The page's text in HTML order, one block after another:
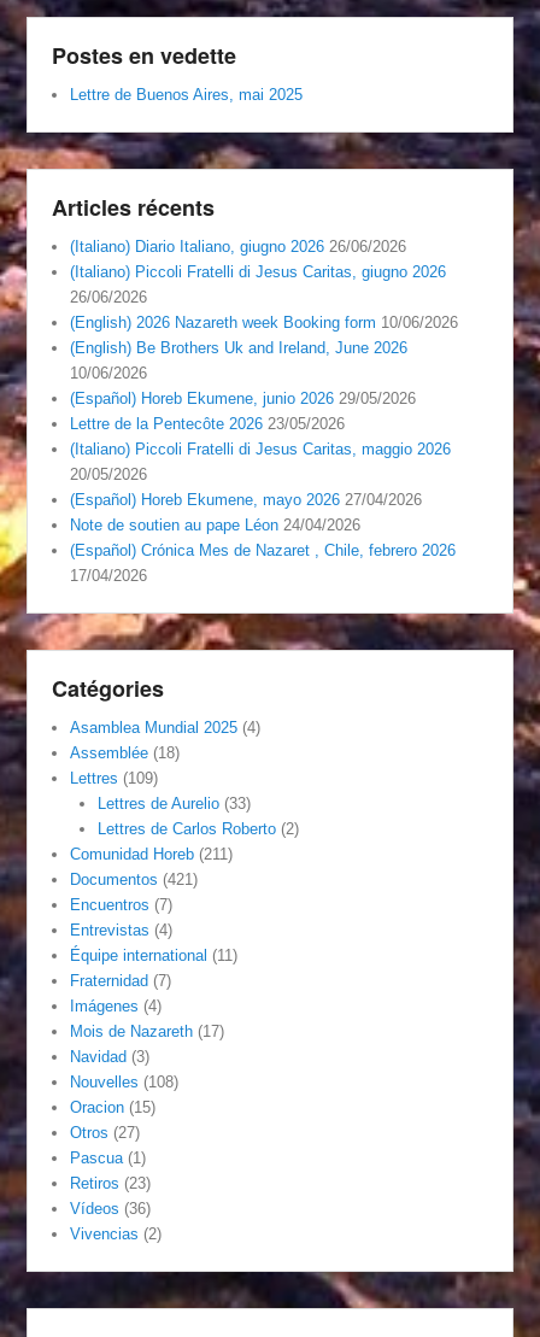
Postes en vedette
Lettre de Buenos Aires, mai 2025
Articles récents
(Italiano) Diario Italiano, giugno 2026 26/06/2026
(Italiano) Piccoli Fratelli di Jesus Caritas, giugno 2026
26/06/2026
(English) 2026 Nazareth week Booking form 10/06/2026
(English) Be Brothers Uk and Ireland, June 2026
10/06/2026
(Español) Horeb Ekumene, junio 2026 29/05/2026
Lettre de la Pentecôte 2026 23/05/2026
(Italiano) Piccoli Fratelli di Jesus Caritas, maggio 2026
20/05/2026
(Español) Horeb Ekumene, mayo 2026 27/04/2026
Note de soutien au pape Léon 24/04/2026
(Español) Crónica Mes de Nazaret , Chile, febrero 2026
17/04/2026
Catégories
Asamblea Mundial 2025 (4)
Assemblée (18)
Lettres (109)
Lettres de Aurelio(33)
Lettres de Carlos Roberto(2)
Comunidad Horeb (211)
Documentos (421)
Encuentros (7)
Entrevistas (4)
Équipe international (11)
Fraternidad (7)
Imágenes (4)
Mois de Nazareth (17)
Navidad (3)
Nouvelles (108)
Oracion (15)
Otros (27)
Pascua (1)
Retiros (23)
Vídeos (36)
Vivencias (2)